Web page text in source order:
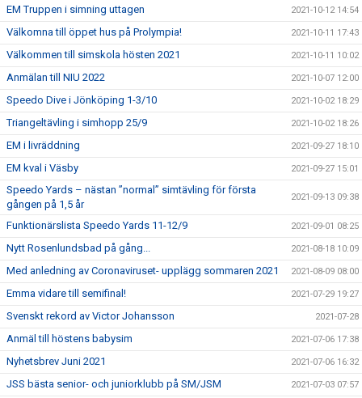
EM Truppen i simning uttagen 2021-10-12 14:54
Välkomna till öppet hus på Prolympia! 2021-10-11 17:43
Välkommen till simskola hösten 2021 2021-10-11 10:02
Anmälan till NIU 2022 2021-10-07 12:00
Speedo Dive i Jönköping 1-3/10 2021-10-02 18:29
Triangeltävling i simhopp 25/9 2021-10-02 18:26
EM i livräddning 2021-09-27 18:10
EM kval i Väsby 2021-09-27 15:01
Speedo Yards – nästan ”normal” simtävling för första
gången på 1,5 år
2021-09-13 09:38
Funktionärslista Speedo Yards 11-12/9 2021-09-01 08:25
Nytt Rosenlundsbad på gång... 2021-08-18 10:09
Med anledning av Coronaviruset- upplägg sommaren 2021 2021-08-09 08:00
Emma vidare till semifinal! 2021-07-29 19:27
Svenskt rekord av Victor Johansson 2021-07-28
Anmäl till höstens babysim 2021-07-06 17:38
Nyhetsbrev Juni 2021 2021-07-06 16:32
JSS bästa senior- och juniorklubb på SM/JSM 2021-07-03 07:57